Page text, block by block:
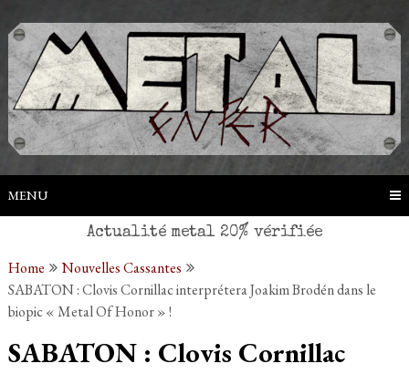
to
content
MENU
Home
Nouvelles Cassantes
SABATON : Clovis Cornillac interprétera Joakim Brodén dans le
biopic « Metal Of Honor » !
SABATON : Clovis Cornillac